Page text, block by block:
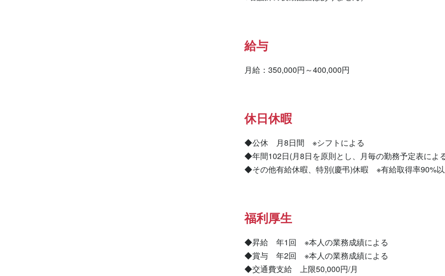
給与
月給：350,000円～400,000円
休日休暇
◆公休　月8日間　※シフトによる
◆年間102日(月8日を原則とし、月毎の勤務予定表によ
◆その他有給休暇、特別(慶弔)休暇　※有給取得率90%
福利厚生
◆昇給　年1回　※本人の業務成績による
◆賞与　年2回　※本人の業務成績による
◆交通費支給　上限50,000円/月